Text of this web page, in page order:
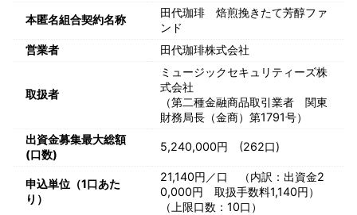
本匿名組合契約名称
田代珈琲 焙煎挽きたて芳醇ファ
ンド
営業者
田代珈琲株式会社
取扱者
ミュージックセキュリティーズ株
式会社
（第二種金融商品取引業者 関東
財務局長（金商）第1791号）
出資金募集最大総額
(口数)
5,240,000円 (262口)
申込単位（1口あた
り）
21,140円／口 （内訳：出資金2
0,000円 取扱手数料1,140円）
（上限口数：10口）